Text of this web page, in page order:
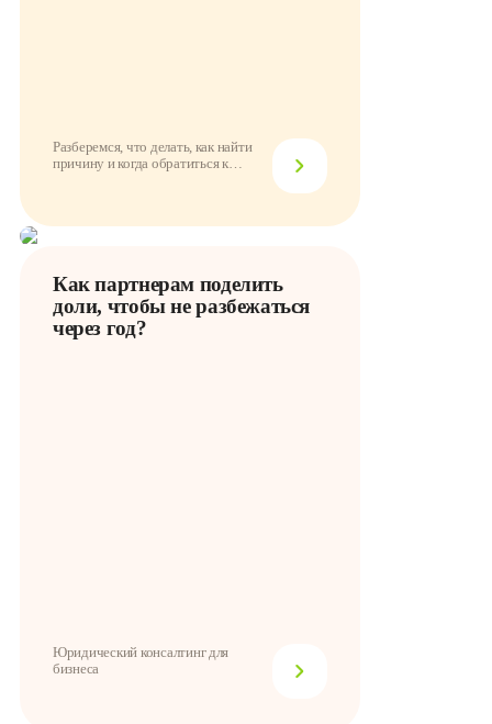
Разберемся, что делать, как найти
причину и когда обратиться к
Как партнерам поделить
доли, чтобы не разбежаться
через год?
Юридический консалтинг для
бизнеса